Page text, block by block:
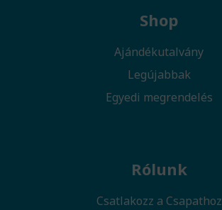
Shop
Ajándékutalvány
Legújabbak
Egyedi megrendelés
Rólunk
Csatlakozz a Csapathoz